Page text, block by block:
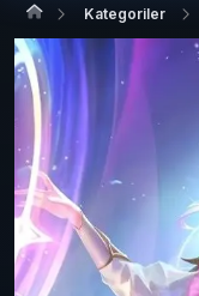
Kategoriler